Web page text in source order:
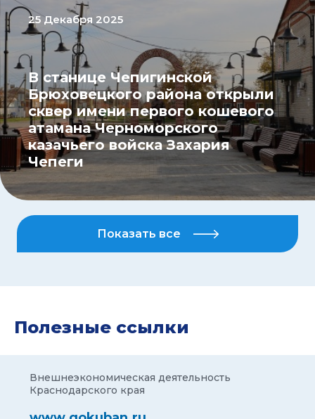
25 Декабря 2025
В станице Чепигинской
Брюховецкого района открыли
сквер имени первого кошевого
атамана Черноморского
казачьего войска Захария
Чепеги
Показать все
Полезные ссылки
Внешнеэкономическая деятельность
Краснодарского края